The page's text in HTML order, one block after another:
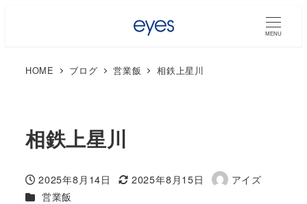
MENU
HOME ブログ 営業飯 相鉄上星川
相鉄上星川
投稿日
2025年8月14日
更新日
2025年8月15日
著
アイズ
カテゴリー
営業飯